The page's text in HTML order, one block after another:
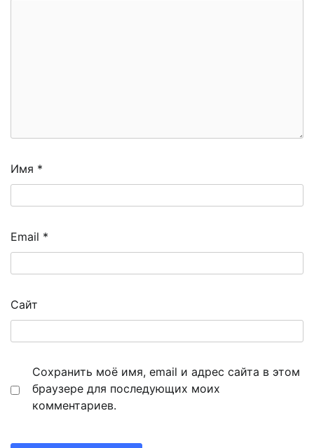
Имя *
Email *
Сайт
Сохранить моё имя, email и адрес сайта в этом
браузере для последующих моих
комментариев.